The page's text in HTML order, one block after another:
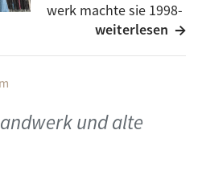
werk machte sie 1998-
2000, nachdem sie bei
Wohnhaus integriert.
weiterlesen
und alte